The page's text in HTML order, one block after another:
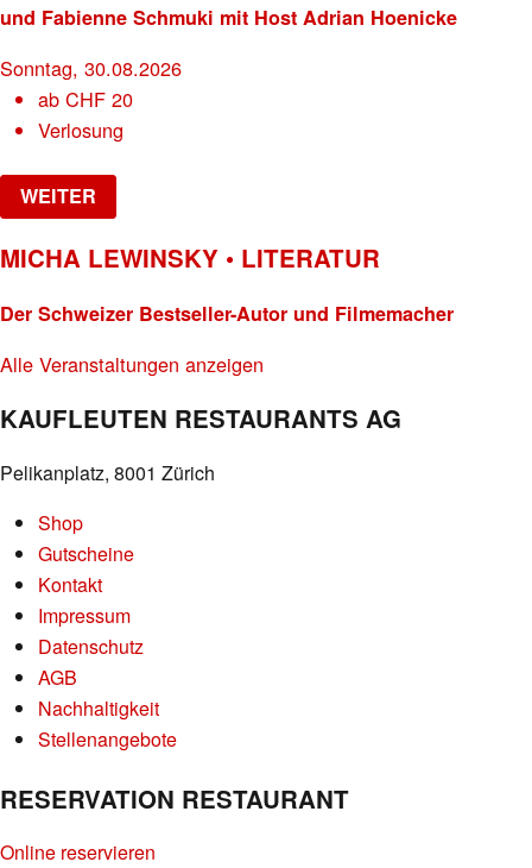
und Fabienne Schmuki mit Host Adrian Hoenicke
Sonntag, 30.08.2026
abCHF 20
Verlosung
WEITER
MICHA LEWINSKY • LITERATUR
Der Schweizer Bestseller-Autor und Filmemacher
Alle Veranstaltungen anzeigen
KAUFLEUTEN RESTAURANTS AG
Pelikanplatz, 8001 Zürich
Shop
Gutscheine
Kontakt
Impressum
Datenschutz
AGB
Nachhaltigkeit
Stellenangebote
RESERVATION RESTAURANT
Online reservieren